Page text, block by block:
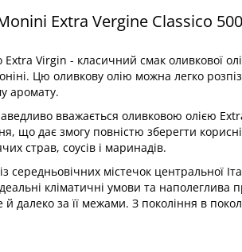
Extra Vergine Classico
Virgin - класичний смак оливкової
Цю оливкову олію можна легко
аромату.
вважається оливковою олією
що дає змогу повністю зберегти
страв, соусів і маринадів.
середньовічних містечок центральної
кліматичні умови та
й далеко за її межами. З покоління в